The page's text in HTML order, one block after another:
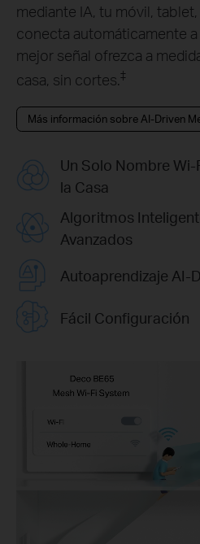
mediante IA, tu móvil,
conecta automáticamente
mejor señal ofrezca a
casa, sin cortes.‡
Más información sobre AI-Driven
Un Solo Nombre Wi-
la Casa
Algoritmos
Avanzados
Autoaprendizaje AI-
Fácil Configuración